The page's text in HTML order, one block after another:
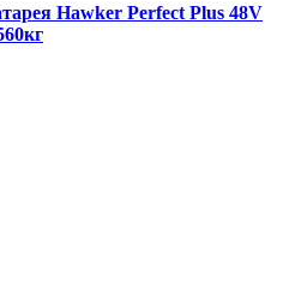
Hawker Perfect Plus 48V